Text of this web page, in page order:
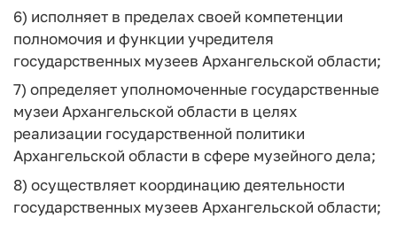
6) исполняет в пределах своей компетенции
полномочия и функции учредителя
государственных музеев Архангельской области;
7) определяет уполномоченные государственные
музеи Архангельской области в целях
реализации государственной политики
Архангельской области в сфере музейного дела;
8) осуществляет координацию деятельности
государственных музеев Архангельской области;